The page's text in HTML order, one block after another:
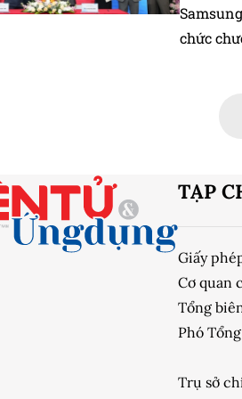
chức
TẠP
Giấy
Cơ quan
Tổng
Phó
Trụ sở